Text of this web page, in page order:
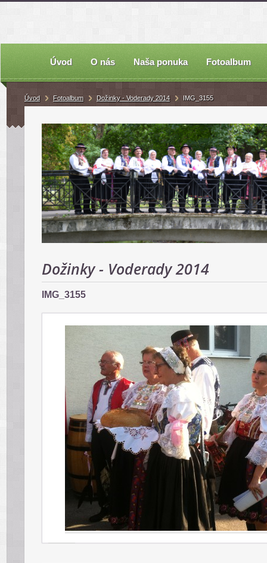
Úvod O nás Naša ponuka Fotoalbum
Úvod Fotoalbum Dožinky - Voderady 2014 IMG_3155
Dožinky - Voderady 2014
IMG_3155